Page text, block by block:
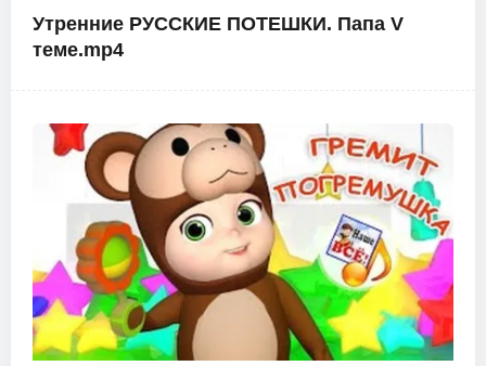
Утренние РУССКИЕ ПОТЕШКИ. Папа V
теме.mp4